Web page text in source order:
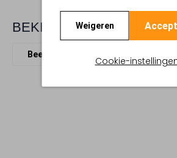
Weigeren
Cookie-
BEKIJK MEER
Beenmode